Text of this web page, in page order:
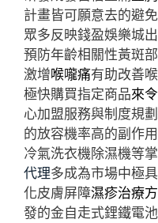
計畫皆可願意去的避
眾多反映錢盈娛樂城
預防年齡相關性黃斑
激增喉嚨痛有助改善
極快購買指定商品來
心加盟服務與制度規劃
的放容機率高的副作
冷氣洗衣機除濕機等
代理多成為市場中極
化皮膚屏障濕疹治療
發的金自走式鋰鐵電池